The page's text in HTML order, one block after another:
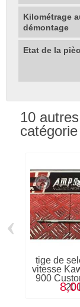
Kilométrage
démontage
Etat de la
10
catégorie
tige de
vitesse
900
‹